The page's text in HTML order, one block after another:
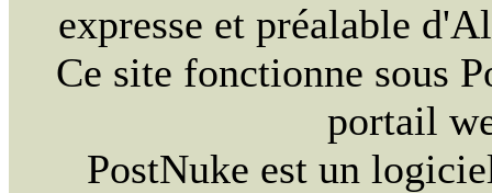
expresse et préalable
Ce site fonctionne sous
portail
PostNuke est un